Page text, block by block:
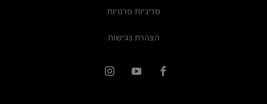
מדיניות פרטיות
הצהרת נגישות